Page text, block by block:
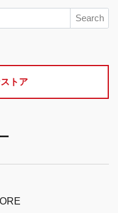
Search
トア